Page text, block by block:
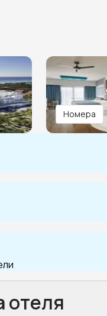
Номера
отеля